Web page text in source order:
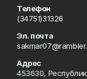
Телефон
(34751)31326
Эл. почта
Адрес
453630,